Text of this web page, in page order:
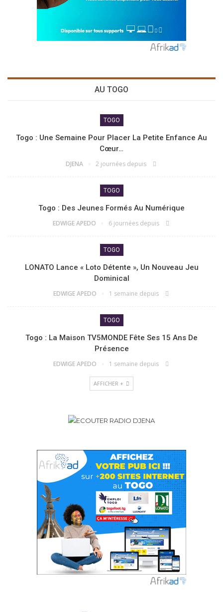
AU TOGO
TOGO
Togo : Une Semaine Pour Placer La Petite Enfance Au
Cœur…
DJENA 2 journées depuis
TOGO
Togo : Des Jeunes Formés Au Numérique
EDWIGE APEDO 6 journées depuis
TOGO
LONATO Lance « Loto Détente », Un Nouveau Jeu
Dominical
EDWIGE APEDO 1 semaine depuis
TOGO
Togo : La Maison TV5MONDE Fête Ses 15 Ans De
Présence
EDWIGE APEDO 1 semaine depuis
AFFICHER +